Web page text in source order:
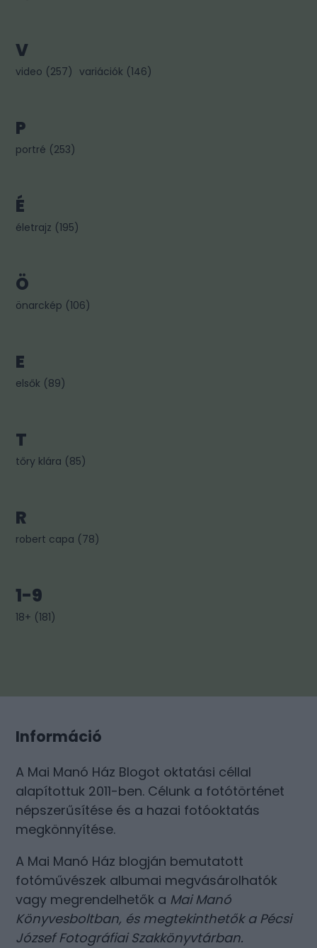
V
video (257) variációk (146)
P
portré (253)
É
életrajz (195)
Ö
önarckép (106)
E
elsők (89)
T
tőry klára (85)
R
robert capa (78)
1-9
18+ (181)
Információ
A Mai Manó Ház Blogot oktatási céllal
alapítottuk 2011-ben. Célunk a fotótörténet
népszerűsítése és a hazai fotóoktatás
megkönnyítése.
A Mai Manó Ház blogján bemutatott
fotóművészek albumai megvásárolhatók
vagy megrendelhetők a Mai Manó
Könyvesboltban, és megtekinthetők a Pécsi
József Fotográfiai Szakkönyvtárban.